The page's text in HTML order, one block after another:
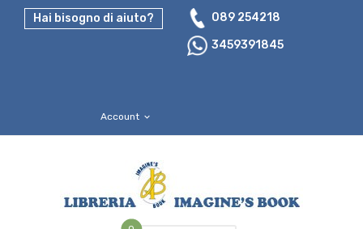
Hai bisogno di aiuto?
089 254218
3459391845
Account expand_more